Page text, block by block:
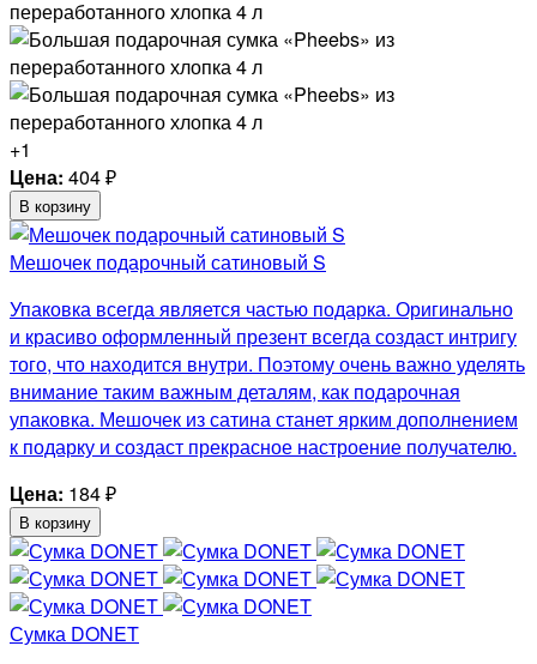
+1
Цена: 404₽
В корзину
Мешочек подарочный сатиновый S
Упаковка всегда является частью подарка. Оригинально
и красиво оформленный презент всегда создаст интригу
того, что находится внутри. Поэтому очень важно уделять
внимание таким важным деталям, как подарочная
упаковка. Мешочек из сатина станет ярким дополнением
к подарку и создаст прекрасное настроение получателю.
Цена: 184₽
В корзину
Сумка DONET